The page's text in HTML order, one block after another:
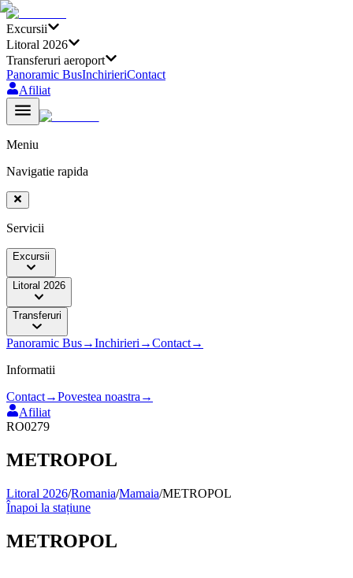
Excursii
Litoral 2026
Transferuri aeroport
Panoramic BusInchirieriContact
Afiliat
Meniu
Navigatie rapida
Servicii
Excursii
Litoral 2026
Transferuri
Panoramic Bus→Inchirieri →Contact→
Informatii
Contact→Povestea noastra →
Afiliat
RO0279
METROPOL
Litoral 2026/Romania/Mamaia/METROPOL
Înapoi la stațiune
METROPOL